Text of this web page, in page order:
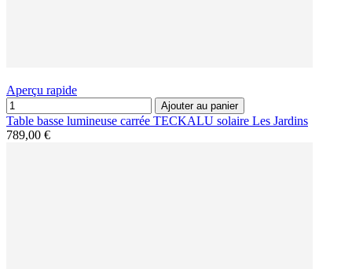
Aperçu rapide
Ajouter au panier
Table basse lumineuse carrée TECKALU solaire Les Jardins
789,00 €